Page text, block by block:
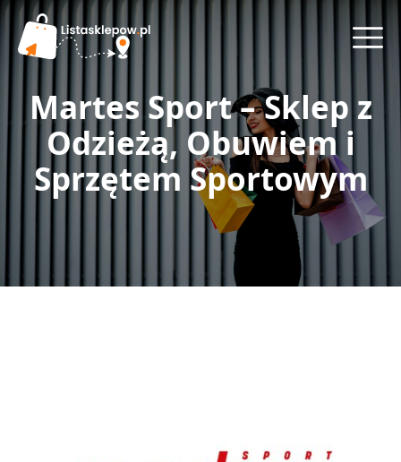
Martes Sport – Sklep z
Odzieżą, Obuwiem i
Sprzętem Sportowym